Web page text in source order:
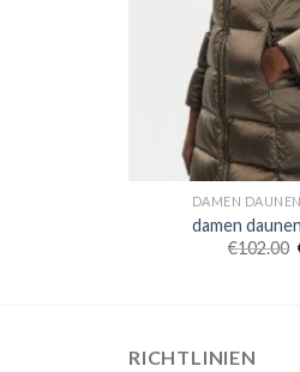
DAMEN
damen
€102.00
RICHTLINIEN